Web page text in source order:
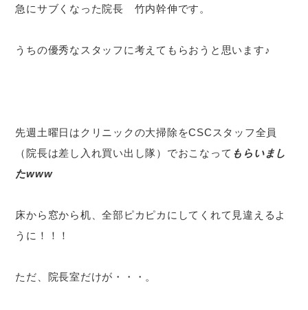
急にサブくなった院長 竹内幹伸です。
うちの優秀なスタッフに考えてもらおうと思います♪
先週土曜日はクリニックの大掃除をCSCスタッフ全員
（院長は差し入れ買い出し隊）でおこなって もらいまし
たwww
床から窓から机、全部ピカピカにしてくれて見違えるよ
うに！！！
ただ、院長室だけが・・・。